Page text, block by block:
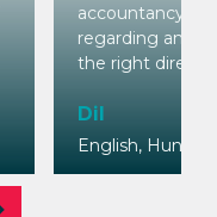
accountancy.
regarding any
the right
Dil
English,